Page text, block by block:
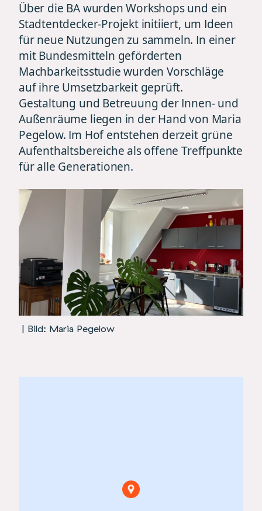
Über die BA wurden Workshops und ein
Stadtentdecker-Projekt initiiert, um Ideen
für neue Nutzungen zu sammeln. In einer
mit Bundesmitteln geförderten
Machbarkeitsstudie wurden Vorschläge
auf ihre Umsetzbarkeit geprüft.
Gestaltung und Betreuung der Innen- und
Außenräume liegen in der Hand von Maria
Pegelow. Im Hof entstehen derzeit grüne
Aufenthaltsbereiche als offene Treffpunkte
für alle Generationen.
| Bild: Maria Pegelow